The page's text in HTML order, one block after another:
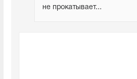
не прокатывает...